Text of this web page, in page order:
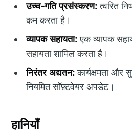
उच्च-गति प्रसंस्करण:त्वरित
कम करता है।
व्यापक सहायता:एक व्यापक
सहायता शामिल करता है।
निरंतर अद्यतन:कार्यक्षमता और
नियमित सॉफ़्टवेयर अपडेट।
हानियाँ